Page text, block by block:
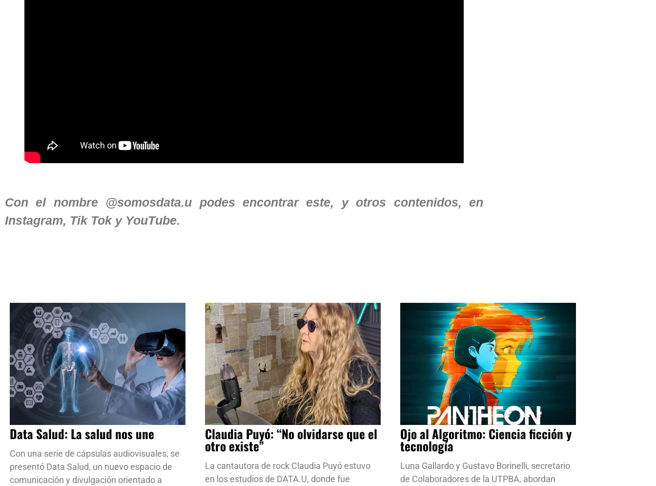
Con el nombre @somosdata.u podes encontrar este, y otros contenidos, en
Instagram, Tik Tok y YouTube.
Data Salud: La salud nos une
Con una serie de cápsulas audiovisuales, se
presentó Data Salud, un nuevo espacio de
comunicación y divulgación orientado a
Claudia Puyó: “No olvidarse que el
otro existe”
La cantautora de rock Claudia Puyó estuvo
en los estudios de DATA.U, donde fue
Ojo al Algoritmo: Ciencia ficción y
tecnología
Luna Gallardo y Gustavo Borinelli, secretario
de Colaboradores de la UTPBA, abordan